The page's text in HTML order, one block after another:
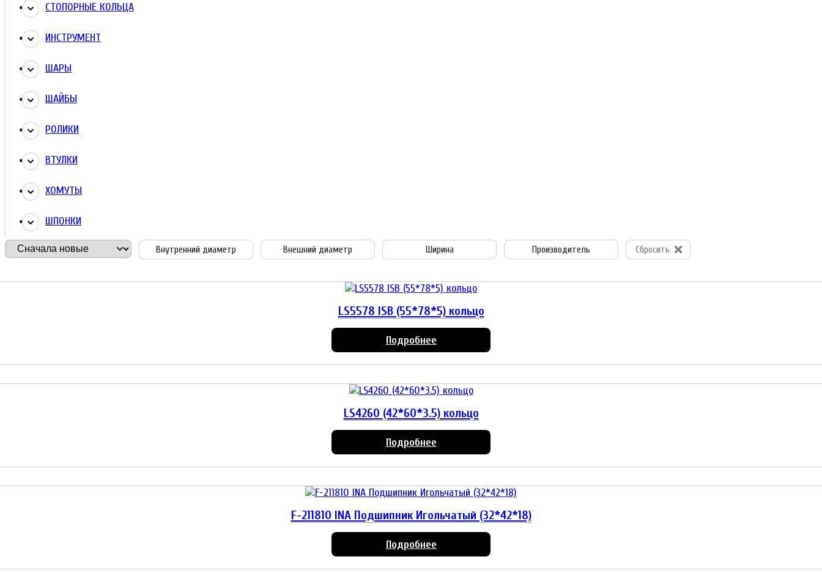
СТОПОРНЫЕ КОЛЬЦА
ИНСТРУМЕНТ
ШАРЫ
ШАЙБЫ
РОЛИКИ
ВТУЛКИ
ХОМУТЫ
ШПОНКИ
Внутренний диаметр Внешний диаметр Ширина Производитель Сбросить
LS5578 ISB (55*78*5) кольцо
Подробнее
LS4260 (42*60*3.5) кольцо
Подробнее
F-211810 INA Подшипник Игольчатый (32*42*18)
Подробнее